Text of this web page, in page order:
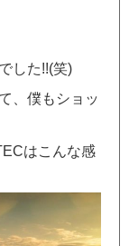
した!!(笑)
、僕もショッ
はこんな感